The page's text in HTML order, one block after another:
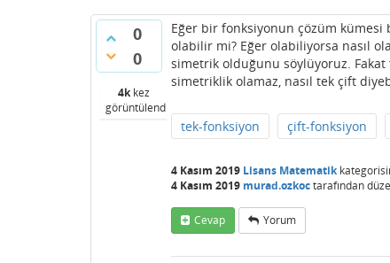
0
0
4kkez
görüntülendi
Eğer bir fonksiyonun çözüm kümesi
olabilir mi? Eğer olabiliyorsa nasıl
simetrik olduğunu söylüyoruz.
simetriklik olamaz, nasıl tek çift
tek-fonksiyon çift-fonksiyon
4 Kasım 2019 Lisans Matematik
4 Kasım 2019 murad.ozkoctarafından
Cevap Yorum